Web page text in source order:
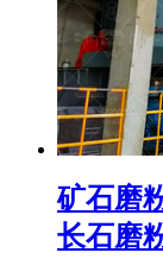
矿石磨
长石磨